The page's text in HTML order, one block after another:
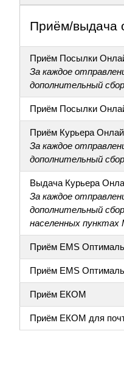
Приём/выдача
Приём Посылки
За каждое
дополнительный
Приём Посылки
Приём Курьера
За каждое
дополнительный
Выдача Курьера
За каждое
дополнительный
населенных пунктах
Приём EMS
Приём EMS
Приём ЕКОМ
Приём ЕКОМ для